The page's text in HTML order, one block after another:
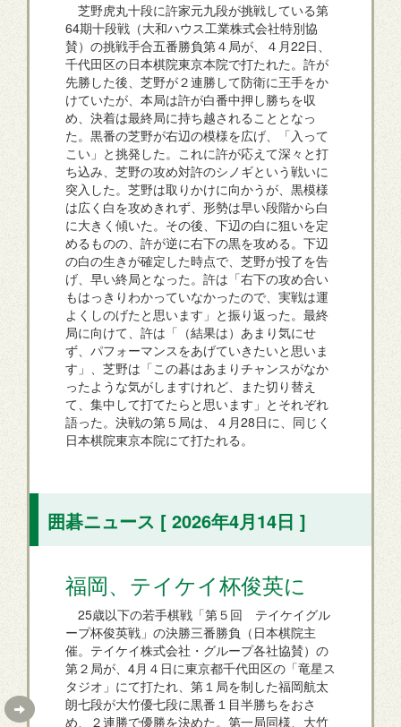
芝野虎丸十段に許家元九段が挑戦している第
64期十段戦（大和ハウス工業株式会社特別協
賛）の挑戦手合五番勝負第４局が、４月22日、
千代田区の日本棋院東京本院で打たれた。許が
先勝した後、芝野が２連勝して防衛に王手をか
けていたが、本局は許が白番中押し勝ちを収
め、決着は最終局に持ち越されることとなっ
た。黒番の芝野が右辺の模様を広げ、「入って
こい」と挑発した。これに許が応えて深々と打
ち込み、芝野の攻め対許のシノギという戦いに
突入した。芝野は取りかけに向かうが、黒模様
は広く白を攻めきれず、形勢は早い段階から白
に大きく傾いた。その後、下辺の白に狙いを定
めるものの、許が逆に右下の黒を攻める。下辺
の白の生きが確定した時点で、芝野が投了を告
げ、早い終局となった。許は「右下の攻め合い
もはっきりわかっていなかったので、実戦は運
よくしのげたと思います」と振り返った。最終
局に向けて、許は「（結果は）あまり気にせ
ず、パフォーマンスをあげていきたいと思いま
す」、芝野は「この碁はあまりチャンスがなか
ったような気がしますけれど、また切り替え
て、集中して打てたらと思います」とそれぞれ
語った。決戦の第５局は、４月28日に、同じく
日本棋院東京本院にて打たれる。
囲碁ニュース [ 2026年4月14日 ]
福岡、テイケイ杯俊英に
25歳以下の若手棋戦「第５回 テイケイグル
ープ杯俊英戦」の決勝三番勝負（日本棋院主
催。テイケイ株式会社・グループ各社協賛）の
第２局が、4月４日に東京都千代田区の「竜星ス
タジオ」にて打たれ、第１局を制した福岡航太
朗七段が大竹優七段に黒番１目半勝ちをおさ
め、２連勝で優勝を決めた。第一局同様、大竹